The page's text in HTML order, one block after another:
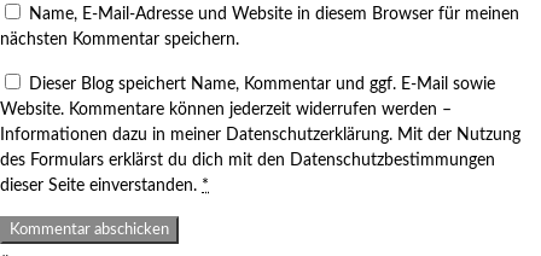
Name, E-Mail-Adresse und Website in diesem Browser für meinen
nächsten Kommentar speichern.
Dieser Blog speichert Name, Kommentar und ggf. E-Mail sowie
Website. Kommentare können jederzeit widerrufen werden –
Informationen dazu in meiner Datenschutzerklärung. Mit der Nutzung
des Formulars erklärst du dich mit den Datenschutzbestimmungen
dieser Seite einverstanden. *